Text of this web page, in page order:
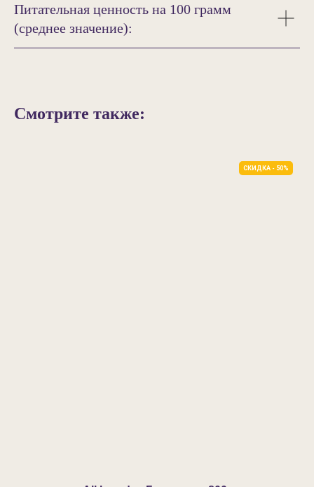
Питательная ценность на 100 грамм
(среднее значение):
Смотрите также:
СКИДКА - 50%